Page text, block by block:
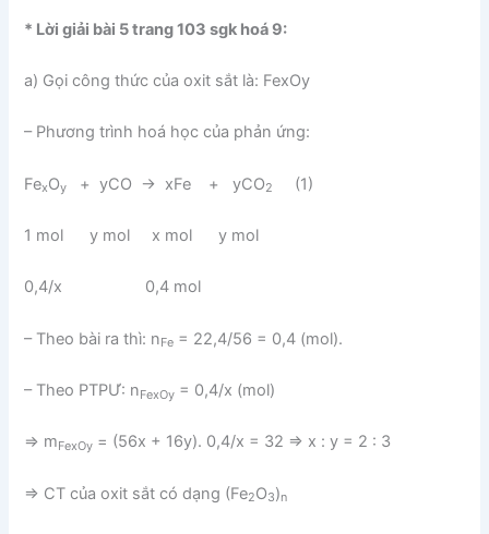
* Lời giải bài 5 trang 103 sgk hoá 9:
a) Gọi công thức của oxit sắt là: FexOy
– Phương trình hoá học của phản ứng:
FexOy + yCO → xFe + yCO2 (1)
1 mol y mol x mol y mol
0,4/x 0,4 mol
– Theo bài ra thì: nFe = 22,4/56 = 0,4 (mol).
– Theo PTPƯ: nFexOy = 0,4/x (mol)
⇒ mFexOy = (56x + 16y). 0,4/x = 32 ⇒ x : y = 2 : 3
⇒ CT của oxit sắt có dạng (Fe2O3)n